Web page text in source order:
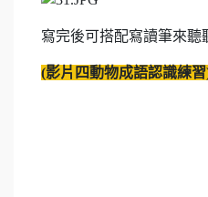
寫完後可搭配寫讀筆來聽
(影片四動物成語認識練習